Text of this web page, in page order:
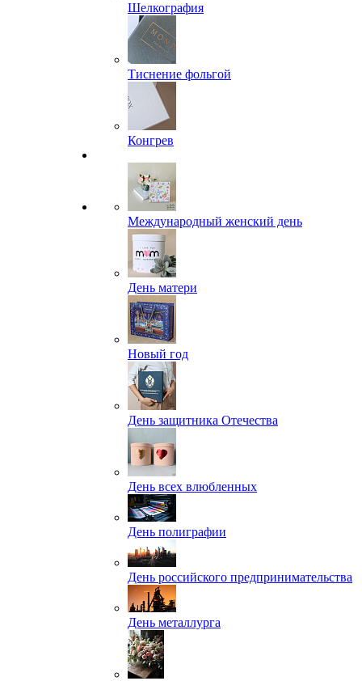
Шелкография
Тиснение фольгой
Конгрев
Международный женский день
День матери
Новый год
День защитника Отечества
День всех влюбленных
День полиграфии
День российского предпринимательства
День металлурга